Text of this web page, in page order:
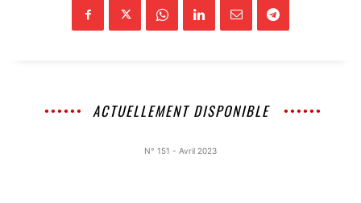
ACTUELLEMENT DISPONIBLE
N° 151 - Avril 2023